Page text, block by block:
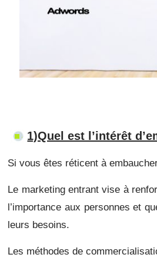
1)Quel est l’intérêt
Si vous êtes réticent à
Le marketing entrant vise à
l’importance aux personnes et
leurs besoins.
Les méthodes de